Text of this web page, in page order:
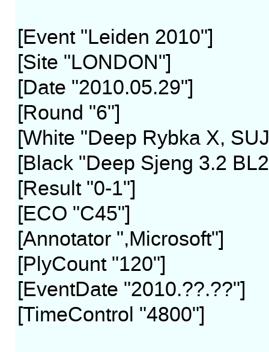
[Event "Leiden 2010"]
[Site "LONDON"]
[Date "2010.05.29"]
[Round "6"]
[White "Deep Rybka X,
[Black "Deep Sjeng 3.2
[Result "0-1"]
[ECO "C45"]
[Annotator ",Microsoft"]
[PlyCount "120"]
[EventDate "2010.??.??"]
[TimeControl "4800"]